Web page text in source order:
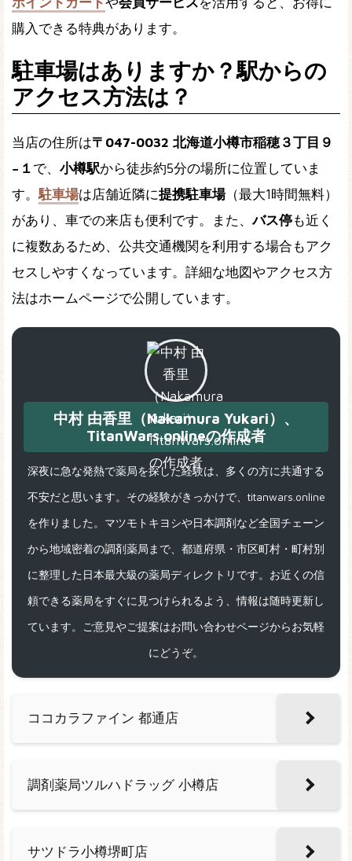
購入できる特典があります。
駐車場はありますか？駅からの
アクセス方法は？
当店の住所は〒047-0032 北海道小樽市稲穂３丁目９
−１ で、 小樽駅から徒歩約5分の場所に位置していま
す。 駐車場は店舗近隣に提携駐車場（最大1時間無料）
があり、車での来店も便利です。また、バス停も近く
に複数あるため、公共交通機関を利用する場合もアク
セスしやすくなっています。詳細な地図やアクセス方
法はホームページで公開しています。
中村 由香里（Nakamura Yukari）、
TitanWars.onlineの作成者
深夜に急な発熱で薬局を探した経験は、多くの方に共通する
不安だと思います。その経験がきっかけで、titanwars.online
を作りました。マツモトキヨシや日本調剤など全国チェーン
から地域密着の調剤薬局まで、都道府県・市区町村・町村別
に整理した日本最大級の薬局ディレクトリです。お近くの信
頼できる薬局をすぐに見つけられるよう、情報は随時更新し
ています。ご意見やご提案はお問い合わせページからお気軽
にどうぞ。
ココカラファイン 都通店
調剤薬局ツルハドラッグ 小樽店
サツドラ小樽堺町店